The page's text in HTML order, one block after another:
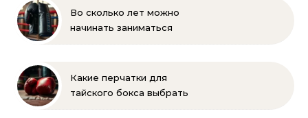
Во сколько лет можно
начинать заниматься
Какие перчатки для
тайского бокса выбрать